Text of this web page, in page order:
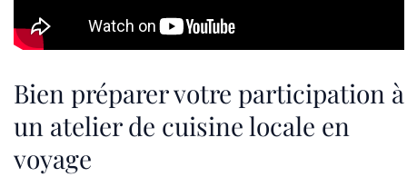
Bien préparer votre participation à
un atelier de cuisine locale en
voyage